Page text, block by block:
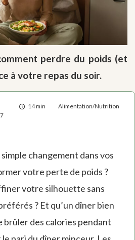
perdre du poids (et
à votre repas du soir.
14 min Alimentation/Nutrition
changement dans vos
votre perte de poids ?
votre silhouette sans
? Et qu’un dîner bien
brûler des calories pendant